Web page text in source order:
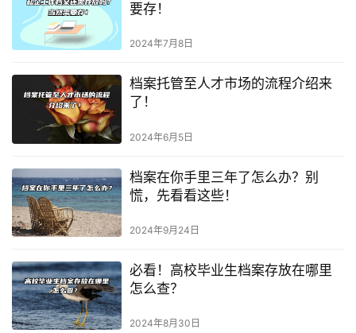
要存！
2024年7月8日
档案托管至人才市场的流程介绍来
了！
2024年6月5日
档案在你手里三年了怎么办？别
慌，先看看这些！
2024年9月24日
必看！高校毕业生档案存放在哪里
怎么查？
2024年8月30日